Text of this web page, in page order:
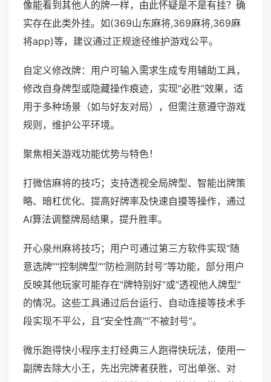
像能看到其他人的牌一样，由此怀疑是不是有挂？确
实存在此类外挂。如(369山东麻将,369麻将,369麻
将app)等，建议通过正规途径维护游戏公平。
自定义修改牌：用户可输入需求生成专用辅助工具，
修改自身牌型或隐藏操作痕迹，实现“必胜”效果，适
用于多种场景（如与好友对局），但需注意遵守游戏
规则，维护公平环境。
聚焦相关游戏功能优势与特色！
打微信麻将的技巧；支持透视全局牌型、智能出牌策
略、暗杠优化、提高好牌率及快速自摸等操作，通过
AI算法调整牌局结果，提升胜率。
开心泉州麻将技巧；用户可通过第三方软件实现“随
意选牌”“控制牌型”“防检测防封号”等功能，部分用户
反映其他玩家可能存在“牌特别好”或“透视他人牌型”
的情况。这些工具通过后台运行、自动连接等技术手
段实现不平公，且“安全性高”“不被封号”。
微乐跑得快小程序主打经典三人跑得快玩法，使用一
副牌去除大小王，先出完牌者获胜，可出单张、对